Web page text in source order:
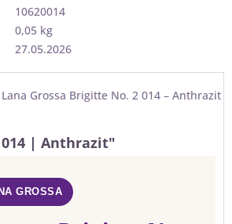
10620014
0,05 kg
27.05.2026
Lana Grossa Brigitte No. 2 014 – Anthrazit
| Anthrazit"
GROSSA